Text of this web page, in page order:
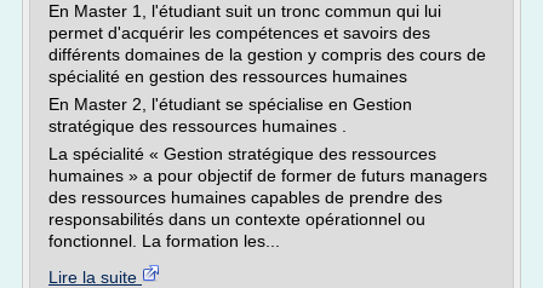
En Master 1, l'étudiant suit un tronc commun qui lui
permet d'acquérir les compétences et savoirs des
différents domaines de la gestion y compris des cours de
spécialité en gestion des ressources humaines
En Master 2, l'étudiant se spécialise en Gestion
stratégique des ressources humaines .
La spécialité « Gestion stratégique des ressources
humaines » a pour objectif de former de futurs managers
des ressources humaines capables de prendre des
responsabilités dans un contexte opérationnel ou
fonctionnel. La formation les...
Lire la suite